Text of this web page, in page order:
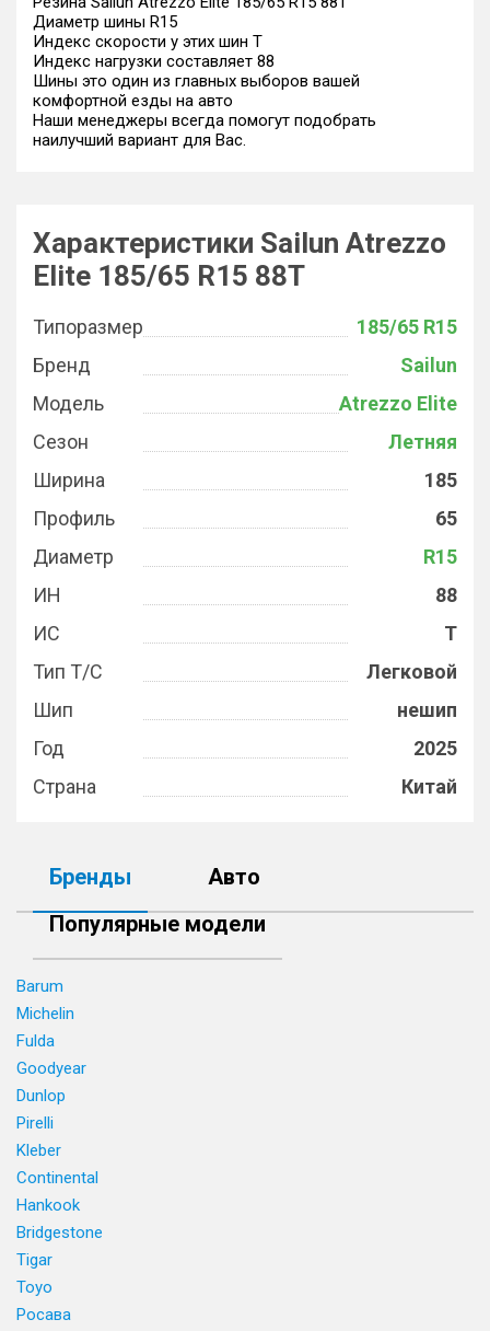
Диаметр шины R15
Индекс скорости у этих шин T
Индекс нагрузки составляет 88
Шины это один из главных выборов вашей
комфортной езды на авто
Наши менеджеры всегда помогут подобрать
наилучший вариант для Вас.
Характеристики Sailun Atrezzo
Elite 185/65 R15 88T
Типоразмер
185/65 R15
Бренд
Sailun
Модель
Atrezzo Elite
Сезон
Летняя
Ширина
185
Профиль
65
Диаметр
R15
ИН
88
ИС
T
Тип Т/С
Легковой
Шип
нешип
Год
2025
Страна
Китай
Бренды
Авто
Популярные модели
Barum
Michelin
Fulda
Goodyear
Dunlop
Pirelli
Kleber
Continental
Hankook
Bridgestone
Tigar
Toyo
Росава